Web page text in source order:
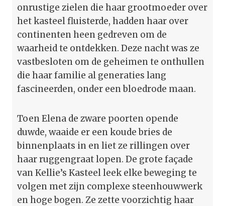
onrustige zielen die haar grootmoeder over
het kasteel fluisterde, hadden haar over
continenten heen gedreven om de
waarheid te ontdekken. Deze nacht was ze
vastbesloten om de geheimen te onthullen
die haar familie al generaties lang
fascineerden, onder een bloedrode maan.
Toen Elena de zware poorten opende
duwde, waaide er een koude bries de
binnenplaats in en liet ze rillingen over
haar ruggengraat lopen. De grote façade
van Kellie’s Kasteel leek elke beweging te
volgen met zijn complexe steenhouwwerk
en hoge bogen. Ze zette voorzichtig haar